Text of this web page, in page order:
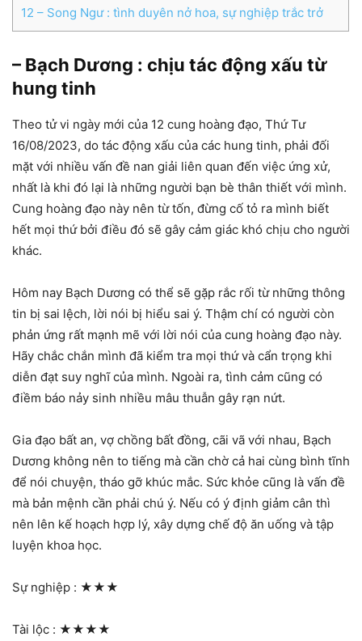
12 – Song Ngư : tình duyên nở hoa, sự nghiệp trắc trở
– Bạch Dương : chịu tác động xấu từ
hung tinh
Theo tử vi ngày mới của 12 cung hoàng đạo, Thứ Tư
16/08/2023, do tác động xấu của các hung tinh, phải đối
mặt với nhiều vấn đề nan giải liên quan đến việc ứng xử,
nhất là khi đó lại là những người bạn bè thân thiết với mình.
Cung hoàng đạo này nên từ tốn, đừng cố tỏ ra mình biết
hết mọi thứ bởi điều đó sẽ gây cảm giác khó chịu cho người
khác.
Hôm nay Bạch Dương có thể sẽ gặp rắc rối từ những thông
tin bị sai lệch, lời nói bị hiểu sai ý. Thậm chí có người còn
phản ứng rất mạnh mẽ với lời nói của cung hoàng đạo này.
Hãy chắc chắn mình đã kiểm tra mọi thứ và cẩn trọng khi
diễn đạt suy nghĩ của mình. Ngoài ra, tình cảm cũng có
điềm báo nảy sinh nhiều mâu thuẫn gây rạn nứt.
Gia đạo bất an, vợ chồng bất đồng, cãi vã với nhau, Bạch
Dương không nên to tiếng mà cần chờ cả hai cùng bình tĩnh
để nói chuyện, tháo gỡ khúc mắc. Sức khỏe cũng là vấn đề
mà bản mệnh cần phải chú ý. Nếu có ý định giảm cân thì
nên lên kế hoạch hợp lý, xây dựng chế độ ăn uống và tập
luyện khoa học.
Sự nghiệp : ★★★
Tài lộc : ★★★★